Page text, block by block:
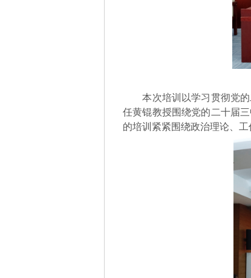
本次培训以学习贯彻党
任黄锟教授围绕党的二十届
的培训紧紧围绕政治理论、